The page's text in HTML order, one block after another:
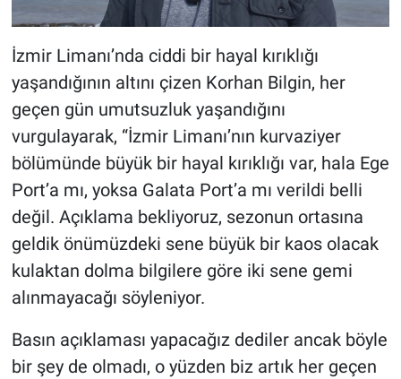
İzmir Limanı’nda ciddi bir hayal kırıklığı
yaşandığının altını çizen Korhan Bilgin, her
geçen gün umutsuzluk yaşandığını
vurgulayarak, “İzmir Limanı’nın kurvaziyer
bölümünde büyük bir hayal kırıklığı var, hala Ege
Port’a mı, yoksa Galata Port’a mı verildi belli
değil. Açıklama bekliyoruz, sezonun ortasına
geldik önümüzdeki sene büyük bir kaos olacak
kulaktan dolma bilgilere göre iki sene gemi
alınmayacağı söyleniyor.
Basın açıklaması yapacağız dediler ancak böyle
bir şey de olmadı, o yüzden biz artık her geçen